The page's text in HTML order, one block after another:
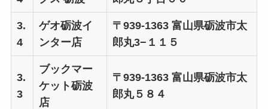
3.
4
ゲオ砺波イ
ンター店
〒939-1363 富山県砺波市太
郎丸3−１１５
3.
3
ブックマー
ケット砺波
店
〒939-1363 富山県砺波市太
郎丸５８４